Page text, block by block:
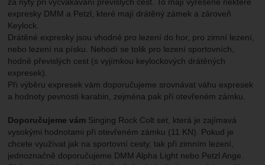
expresky DMM a Petzl, které mají drátěný zámek a zároveň
Keylock.
Drátěné expresky jsou vhodné pro lezení do hor, pro zimní lezení,
nebo lezení na písku. Nehodí se tolik pro lezení sportovních,
hodně převislých cest (s vyjímkou keylockových drátěných
expresek).
Při výběru expresek vám doporučujeme srovnávat váhu expresek
a hodnoty pevnosti karabin, zejména pak při otevřeném zámku.
Doporučujeme vám Singing Rock Colt set, která je zajímavá
vysokými hodnotami při otevřeném zámku (11 KN). Pokud je
chcete využívat jak na sportovní cesty, tak při zimním lezení,
jednoznačně doporučujeme DMM Alpha Light nebo Petzl Ange.